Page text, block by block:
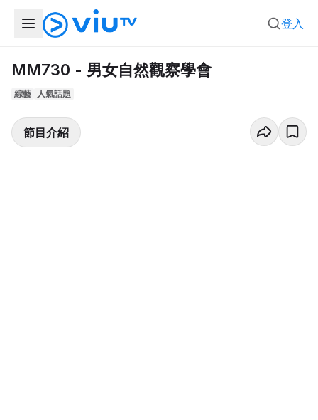
登入
MM730 - 男女自然觀察學會
綜藝 人氣話題
節目介紹